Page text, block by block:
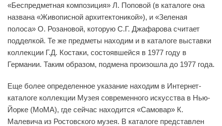
«Беспредметная композиция» Л. Поповой (в каталоге она
названа «Живописной архитектоникой»), и «Зеленая
полоса» О. Розановой, которую С.Г. Джафарова считает
подделкой. Те же предметы находим и в каталоге выставки
коллекции Г.Д. Костаки, состоявшейся в 1977 году в
Германии. Таким образом, подмена произошла до 1977 года.
Еще более определенное указание находим в Интернет-
каталоге коллекции Музея современного искусства в Нью-
Йорке (MоMA), где сейчас находится «Самовар» К.
Малевича из Ростовского музея. В каталоге представлен